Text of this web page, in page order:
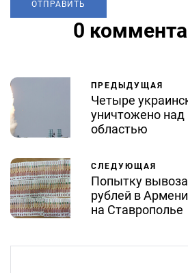
0
ПРЕДЫДУЩАЯ
Четыре
уничтожено над
областью
СЛЕДУЮЩАЯ
Попытку
рублей в
на Ставрополье